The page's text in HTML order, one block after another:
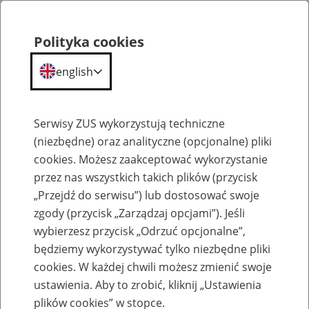
Komunikaty
Komunikat Prezesa Zakładu Ubezpieczeń
Społecznych z dnia 18 lutego 2013 r. w
Polityka cookies
english
Serwisy ZUS wykorzystują techniczne
(niezbędne) oraz analityczne (opcjonalne) pliki
cookies. Możesz zaakceptować wykorzystanie
przez nas wszystkich takich plików (przycisk
„Przejdź do serwisu”) lub dostosować swoje
zgody (przycisk „Zarządzaj opcjami”). Jeśli
wybierzesz przycisk „Odrzuć opcjonalne”,
będziemy wykorzystywać tylko niezbędne pliki
cookies. W każdej chwili możesz zmienić swoje
ustawienia. Aby to zrobić, kliknij „Ustawienia
plików cookies” w stopce.